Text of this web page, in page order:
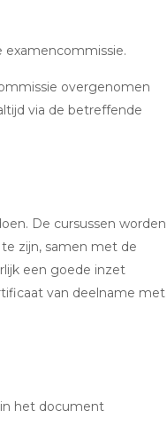
overgenomen
via de betreffende
De cursussen worden
zijn, samen met de
een goede inzet
van deelname met
het document